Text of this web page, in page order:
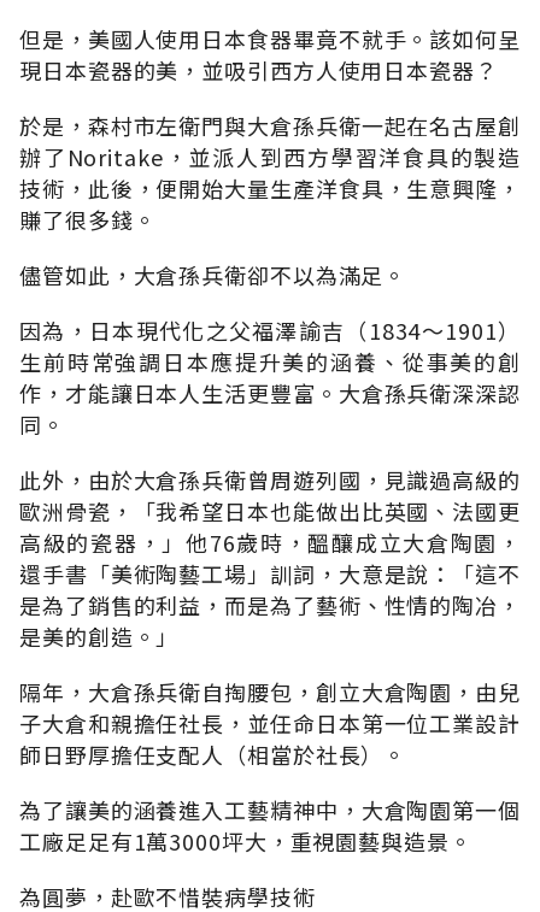
但是，美國人使用日本食器畢竟不就手。該如何呈
現日本瓷器的美，並吸引西方人使用日本瓷器？
於是，森村市左衛門與大倉孫兵衛一起在名古屋創
辦了Noritake，並派人到西方學習洋食具的製造
技術，此後，便開始大量生產洋食具，生意興隆，
賺了很多錢。
儘管如此，大倉孫兵衛卻不以為滿足。
因為，日本現代化之父福澤諭吉（1834～1901）
生前時常強調日本應提升美的涵養、從事美的創
作，才能讓日本人生活更豐富。大倉孫兵衛深深認
同。
此外，由於大倉孫兵衛曾周遊列國，見識過高級的
歐洲骨瓷，「我希望日本也能做出比英國、法國更
高級的瓷器，」他76歲時，醞釀成立大倉陶園，
還手書「美術陶藝工場」訓詞，大意是說：「這不
是為了銷售的利益，而是為了藝術、性情的陶冶，
是美的創造。」
隔年，大倉孫兵衛自掏腰包，創立大倉陶園，由兒
子大倉和親擔任社長，並任命日本第一位工業設計
師日野厚擔任支配人（相當於社長）。
為了讓美的涵養進入工藝精神中，大倉陶園第一個
工廠足足有1萬3000坪大，重視園藝與造景。
為圓夢，赴歐不惜裝病學技術